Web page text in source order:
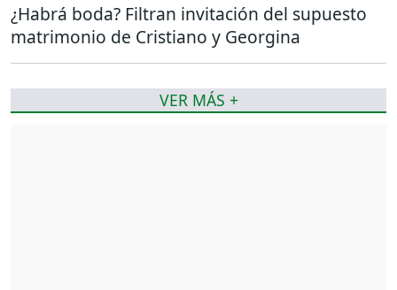
¿Habrá boda? Filtran invitación del supuesto
matrimonio de Cristiano y Georgina
VER MÁS +